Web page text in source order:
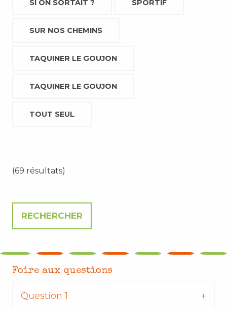
SI ON SORTAIT ? SPORTIF
SUR NOS CHEMINS
TAQUINER LE GOUJON
TAQUINER LE GOUJON
TOUT SEUL
(69 résultats)
Foire aux questions
Question 1